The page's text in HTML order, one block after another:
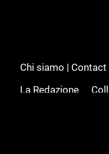
Chi siamo | Contact
La Redazione